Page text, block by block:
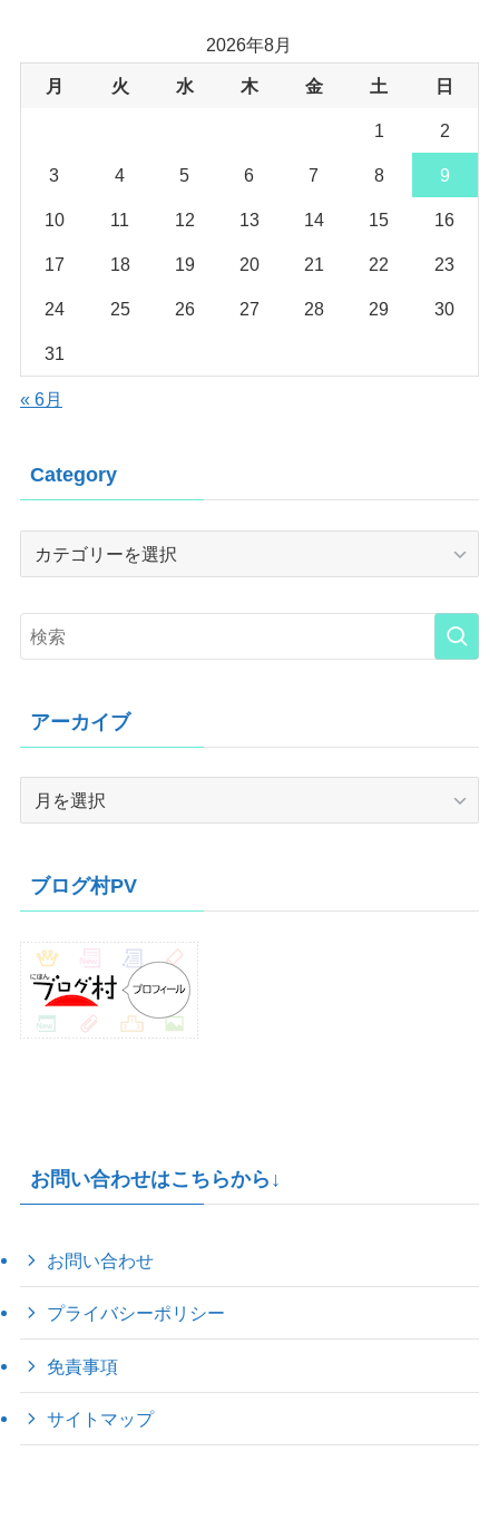
2026年8月
月 火 水 木 金 土 日
1 2
3 4 5 6 7 8 9
10 11 12 13 14 15 16
17 18 19 20 21 22 23
24 25 26 27 28 29 30
31
« 6月
Category
Category
アーカイブ
ブ
ブログ村PV
お問い合わせはこちらから↓
お問い合わせ
プライバシーポリシー
免責事項
サイトマップ